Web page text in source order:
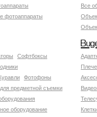
фотоаппараты
Все
Софтбоксы
Фотофоны
предметной съемки
оборудование